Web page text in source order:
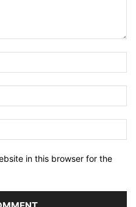
in this browser for the